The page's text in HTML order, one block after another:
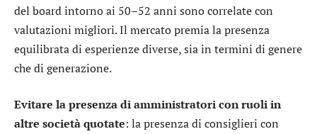
del board intorno ai 50–52 anni sono correlate con
valutazioni migliori. Il mercato premia la presenza
equilibrata di esperienze diverse, sia in termini di genere
che di generazione.
Evitare la presenza di amministratori con ruoli in
altre società quotate: la presenza di consiglieri con